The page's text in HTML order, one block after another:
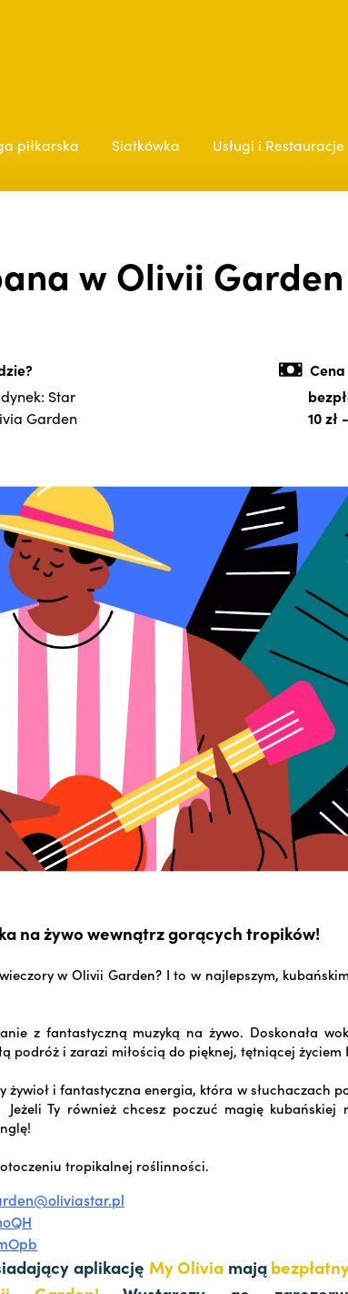
piłkarska Siatkówka Usługi i Restauracje
w Olivii
Star
Garden
Cena
10 zł-
na żywo wewnątrz gorących tropików!
w Olivii Garden? I to w najlepszym,
z fantastyczną muzyką na żywo. Doskonała
podróż i zarazi miłością do pięknej, tętniącej życiem
żywioł i fantastyczna energia, która w słuchaczach
Ty również chcesz poczuć magię kubańskiej
tropikalnej roślinności.
aplikację My Olivia mają